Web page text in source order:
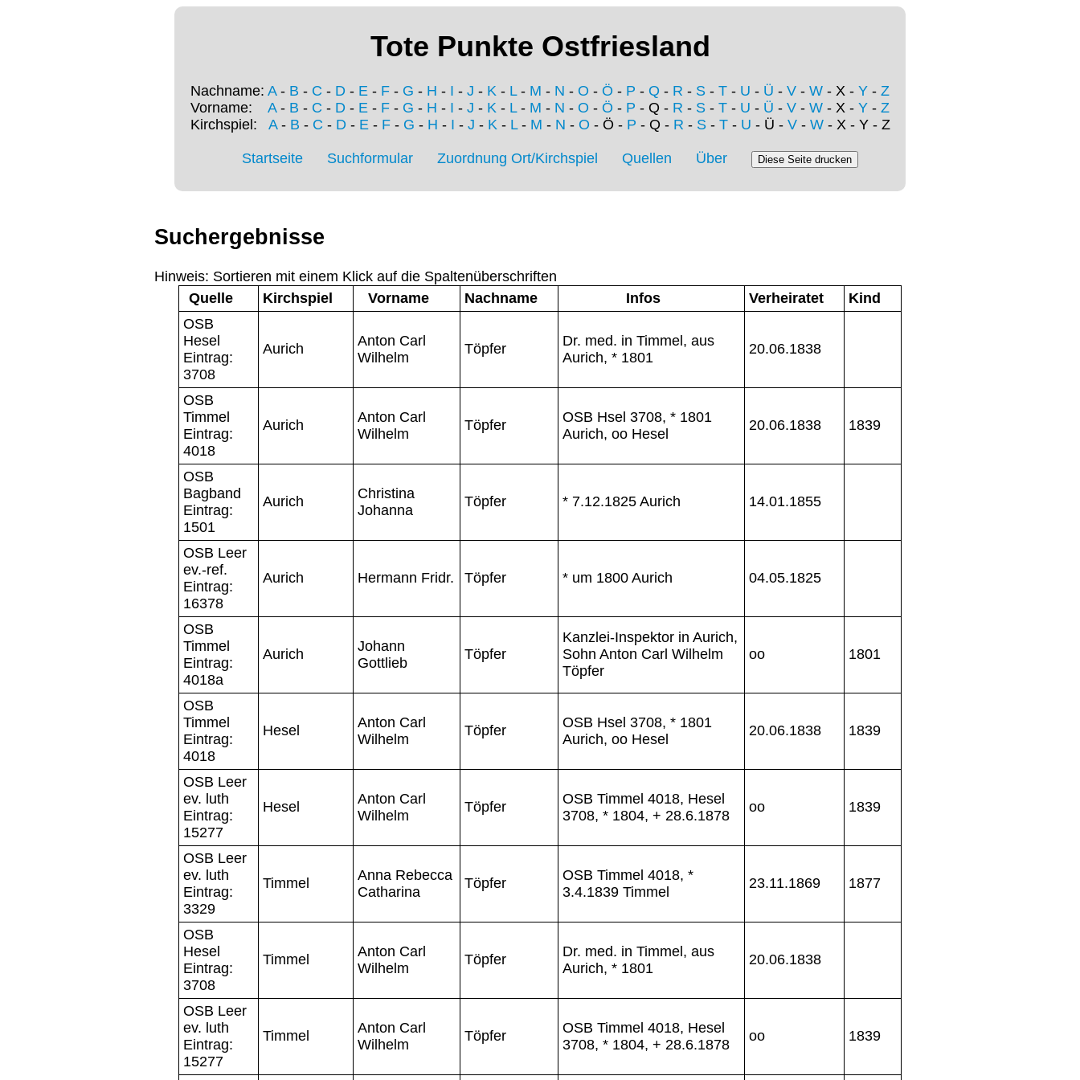
Tote Punkte Ostfriesland
Nachname: A- B - C - D - E - F - G - H - I - J - K - L- M - N - O - Ö - P - Q - R - S - T - U - Ü - V - W - X - Y - Z
Vorname: A- B - C - D - E - F - G - H - I - J - K - L- M - N - O - Ö - P - Q - R - S - T - U - Ü - V - W - X - Y - Z
Kirchspiel: A- B - C - D- E- F- G - H - I - J - K- L- M - N - O - Ö - P - Q - R - S- T- U - Ü - V- W- X - Y - Z
Startseite Suchformular Zuordnung Ort/Kirchspiel Quellen Über
Suchergebnisse
Hinweis: Sortieren mit einem Klick auf die Spaltenüberschriften
Quelle
Kirchspiel Vorname Nachname Infos Verheiratet
Kind
OSB
Hesel
Eintrag:
3708
Aurich
Anton Carl
Wilhelm
Töpfer
Dr. med. in Timmel, aus
Aurich, * 1801
20.06.1838
OSB
Timmel
Eintrag:
4018
Aurich
Anton Carl
Wilhelm
Töpfer
OSB Hsel 3708, * 1801
Aurich, oo Hesel
20.06.1838 1839
OSB
Bagband
Eintrag:
1501
Aurich
Christina
Johanna
Töpfer * 7.12.1825 Aurich 14.01.1855
OSB Leer
ev.-ref.
Eintrag:
16378
Aurich Hermann Fridr. Töpfer * um 1800 Aurich 04.05.1825
OSB
Timmel
Eintrag:
4018a
Aurich
Johann
Gottlieb
Töpfer
Kanzlei-Inspektor in Aurich,
Sohn Anton Carl Wilhelm
Töpfer
oo 1801
OSB
Timmel
Eintrag:
4018
Hesel
Anton Carl
Wilhelm
Töpfer
OSB Hsel 3708, * 1801
Aurich, oo Hesel
20.06.1838 1839
OSB Leer
ev. luth
Eintrag:
15277
Hesel
Anton Carl
Wilhelm
Töpfer
OSB Timmel 4018, Hesel
3708, * 1804, + 28.6.1878
oo 1839
OSB Leer
ev. luth
Eintrag:
3329
Timmel
Anna Rebecca
Catharina
Töpfer
OSB Timmel 4018, *
3.4.1839 Timmel
23.11.1869 1877
OSB
Hesel
Eintrag:
3708
Timmel
Anton Carl
Wilhelm
Töpfer
Dr. med. in Timmel, aus
Aurich, * 1801
20.06.1838
OSB Leer
ev. luth
Eintrag:
15277
Timmel
Anton Carl
Wilhelm
Töpfer
OSB Timmel 4018, Hesel
3708, * 1804, + 28.6.1878
oo 1839